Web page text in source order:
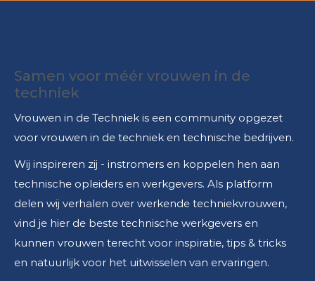
Samen voor méér vrouwen in de
techniek
Vrouwen in de Techniek is een community opgezet
voor vrouwen in de techniek en technische bedrijven.
Wij inspireren zij - instromers en koppelen hen aan
technische opleiders en werkgevers. Als platform
delen wij verhalen over werkende techniekvrouwen,
vind je hier de beste technische werkgevers en
kunnen vrouwen terecht voor inspiratie, tips & tricks
en natuurlijk voor het uitwisselen van ervaringen.